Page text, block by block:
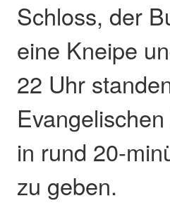
Schloss, der
eine Kneipe
22 Uhr
in rund 20-
zu geben.